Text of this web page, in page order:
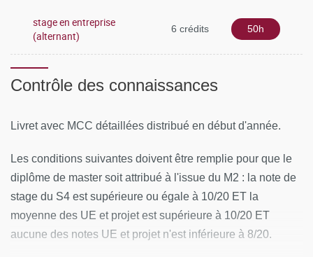
Droit de l’environnement et communication (40h)
télédétection, statistiques, techniques d’enquête, 93h)
Expertise territoriale II (réponse à une commande
professionnelle, 2 semaines)
Épistémologie et travail bibliographique (12h)
stage en entreprise
(alternant)
6 crédits 50h
Contrôle des connaissances
Livret avec MCC détaillées distribué en début d'année.
Les conditions suivantes doivent être remplie pour que le
diplôme de master soit attribué à l'issue du M2 : la note de
stage du S4 est supérieure ou égale à 10/20 ET la
moyenne des UE et projet est supérieure à 10/20 ET
aucune des notes UE et projet n'est inférieure à 8/20.